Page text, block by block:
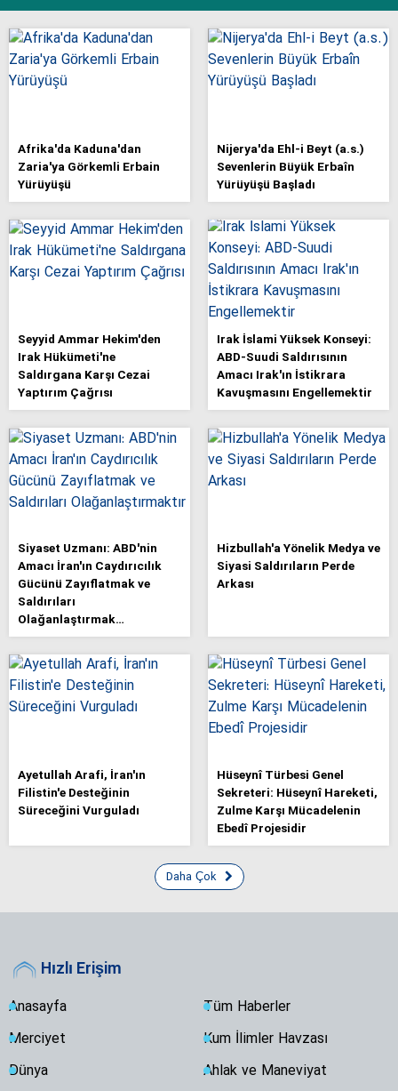
Afrika'da Kaduna'dan
Zaria'ya Görkemli Erbain
Yürüyüşü
Nijerya'da Ehl-i Beyt (a.s.)
Sevenlerin Büyük Erbaîn
Yürüyüşü Başladı
Seyyid Ammar Hekim'den
Irak Hükümeti'ne
Saldırgana Karşı Cezai
Yaptırım Çağrısı
Irak İslami Yüksek Konseyi:
ABD-Suudi Saldırısının
Amacı Irak'ın İstikrara
Kavuşmasını Engellemektir
Siyaset Uzmanı: ABD'nin
Amacı İran'ın Caydırıcılık
Gücünü Zayıflatmak ve
Saldırıları
Olağanlaştırmak…
Hizbullah'a Yönelik Medya ve
Siyasi Saldırıların Perde
Arkası
Ayetullah Arafi, İran'ın
Filistin'e Desteğinin
Süreceğini Vurguladı
Hüseynî Türbesi Genel
Sekreteri: Hüseynî Hareketi,
Zulme Karşı Mücadelenin
Ebedî Projesidir
Daha Çok
Hızlı Erişim
Anasayfa
Tüm Haberler
Merciyet
Kum İlimler Havzası
Dünya
Ahlak ve Maneviyat